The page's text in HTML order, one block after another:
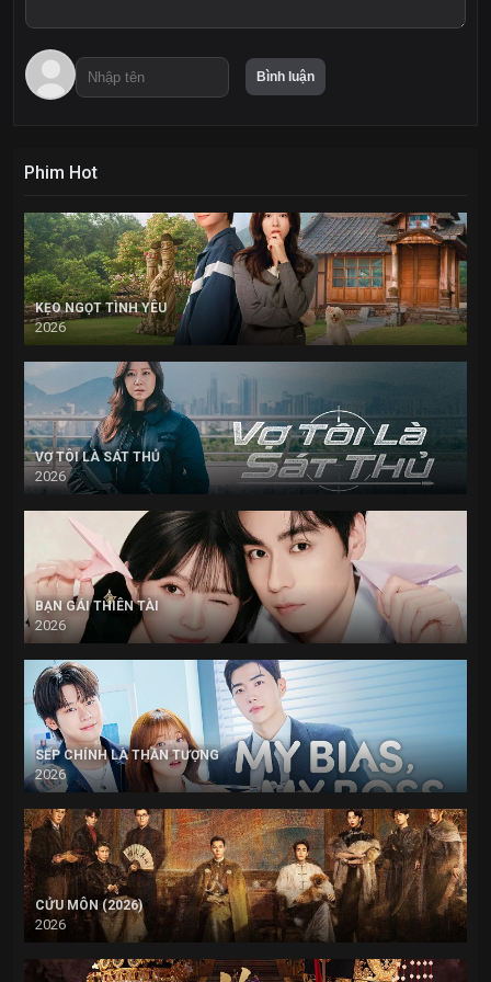
Phim Hot
KẸO NGỌT TÌNH YÊU
2026
VỢ TÔI LÀ SÁT THỦ
2026
BẠN GÁI THIÊN TÀI
2026
SẾP CHÍNH LÀ THẦN TƯỢNG
2026
CỬU MÔN (2026)
2026